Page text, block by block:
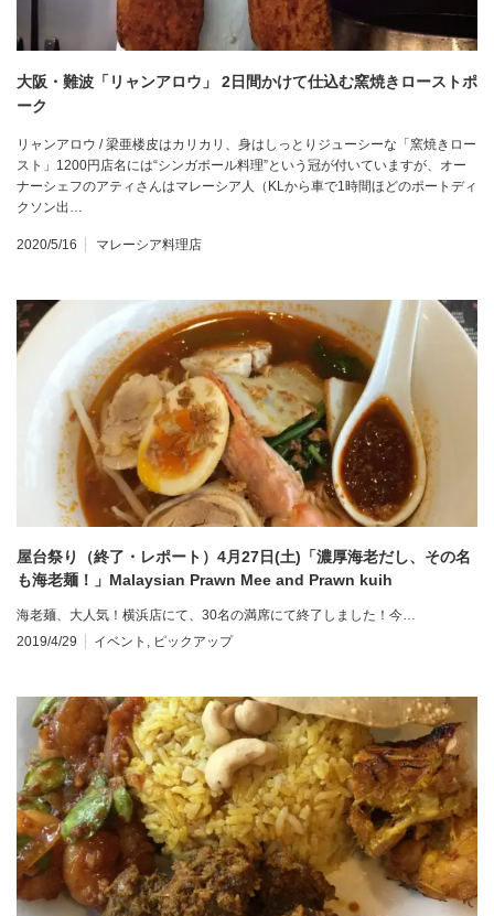
大阪・難波「リャンアロウ」 2日間かけて仕込む窯焼きローストポ
ーク
リャンアロウ / 梁亜楼皮はカリカリ、身はしっとりジューシーな「窯焼きロー
スト」1200円店名には“シンガポール料理”という冠が付いていますが、オー
ナーシェフのアティさんはマレーシア人（KLから車で1時間ほどのポートディ
クソン出…
2020/5/16 マレーシア料理店
屋台祭り（終了・レポート）4月27日(土)「濃厚海老だし、その名
も海老麺！」Malaysian Prawn Mee and Prawn kuih
海老麺、大人気！横浜店にて、30名の満席にて終了しました！今…
2019/4/29
イベント ピックアップ